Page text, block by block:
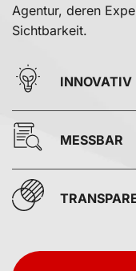
Agentur, deren
Sichtbarkeit.
INNOVATIV
MESSBAR